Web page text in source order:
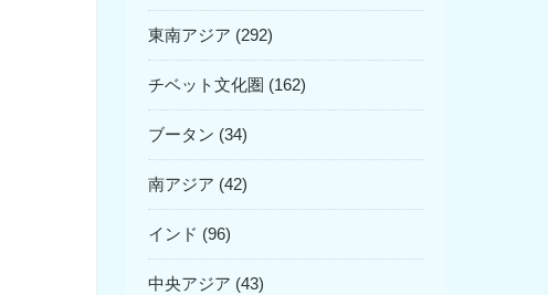
東南アジア (292)
チベット文化圏 (162)
ブータン (34)
南アジア (42)
インド (96)
中央アジア (43)